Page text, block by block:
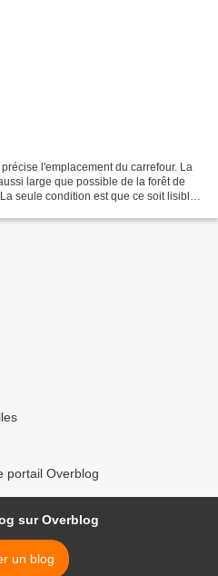
l'emplacement du carrefour. La
large que possible de la forêt de
seule condition est que ce soit lisible.
portail Overblog
sur Overblog
un blog